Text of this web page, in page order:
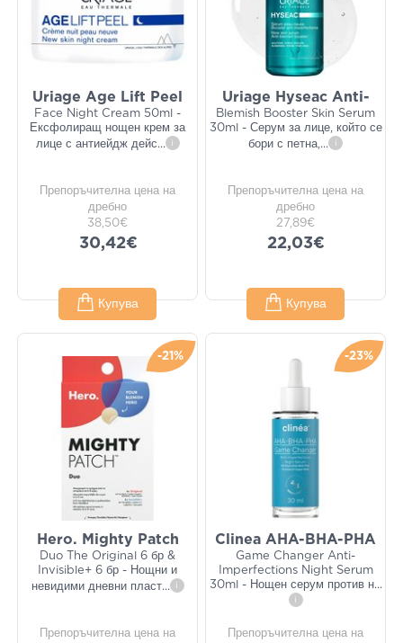
Uriage Age Lift Peel
Face Night Cream 50ml -
Ексфолиращ нощен крем за
лице с антиейдж дейс... i
Препоръчителна цена на
дребно
38,50€
30,42€
Купува
Uriage Hyseac Anti-
Blemish Booster Skin Serum
30ml - Серум за лице, който се
бори с петна,... i
Препоръчителна цена на
дребно
27,89€
22,03€
Купува
-21%
Hero. Mighty Patch
Duo The Original 6 бр &
Invisible+ 6 бр - Нощни и
невидими дневни пласт... i
Препоръчителна цена на
-23%
Clinea AHA-BHA-PHA
Game Changer Anti-
Imperfections Night Serum
30ml - Нощен серум против н...
i
Препоръчителна цена на